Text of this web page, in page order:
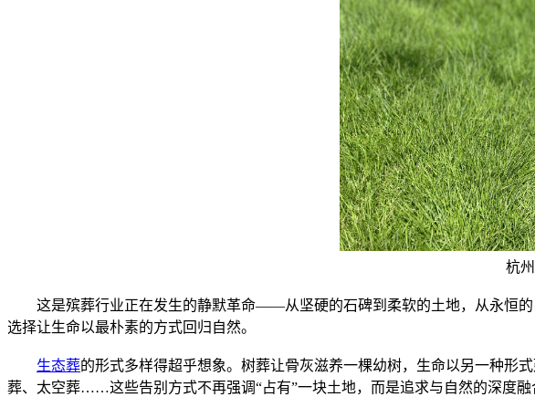
杭
这是殡葬行业正在发生的静默革命——从坚硬的石碑到柔软的土地，从永恒
选择让生命以最朴素的方式回归自然。
生态葬的形式多样得超乎想象。树葬让骨灰滋养一棵幼树，生命以另一种形
葬、太空葬……这些告别方式不再强调“占有”一块土地，而是追求与自然的深度融